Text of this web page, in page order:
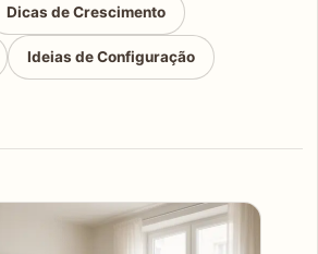
Dicas de Crescimento
Ideias de Configuração